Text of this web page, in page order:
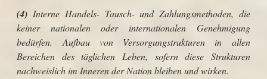
(4) Interne Handels- Tausch- und Zahlungsmethoden, die
keiner nationalen oder internationalen Genehmigung
bedürfen. Aufbau von Versorgungstrukturen in allen
Bereichen des täglichen Leben, sofern diese Strukturen
nachweislich im Inneren der Nation bleiben und wirken.